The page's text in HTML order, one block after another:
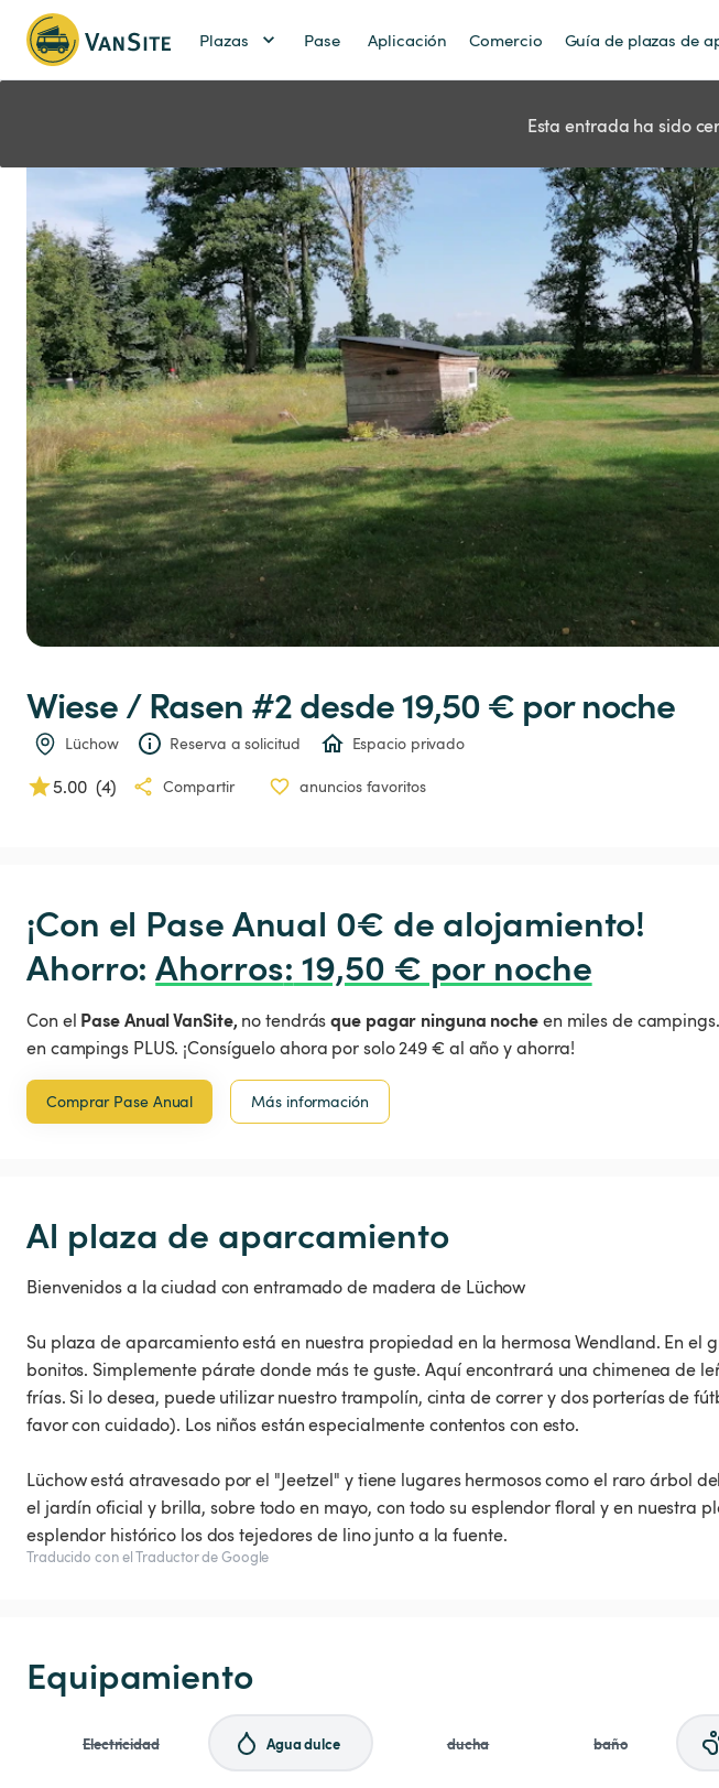
Plazas Pase Aplicación Comercio Guía de plazas de
Esta entrada ha sido
Wiese / Rasen #2 desde 19,50 € por noche
Lüchow Reserva a solicitud Espacio privado
5.00 (4) Compartir anuncios favoritos
¡Con el Pase Anual 0€ de alojamiento!
Ahorro: Ahorros: 19,50 € por noche
Con el Pase Anual VanSite, no tendrásque pagar ninguna nocheen miles de
en campings PLUS. ¡Consíguelo ahora por solo 249 € al año y ahorra!
Comprar Pase Anual Más información
Al plaza de aparcamiento
Bienvenidos a la ciudad con entramado de madera de Lüchow
Su plaza de aparcamiento está en nuestra propiedad en la hermosa Wendland. En el
bonitos. Simplemente párate donde más te guste. Aquí encontrará una chimenea de
frías. Si lo desea, puede utilizar nuestro trampolín, cinta de correr y dos porterías de
favor con cuidado). Los niños están especialmente contentos con esto.
Lüchow está atravesado por el "Jeetzel" y tiene lugares hermosos como el raro árbol
el jardín oficial y brilla, sobre todo en mayo, con todo su esplendor floral y en nuestra
esplendor histórico los dos tejedores de lino junto a la fuente.
Traducido con el Traductor de Google
Equipamiento
Electricidad Agua dulce ducha baño